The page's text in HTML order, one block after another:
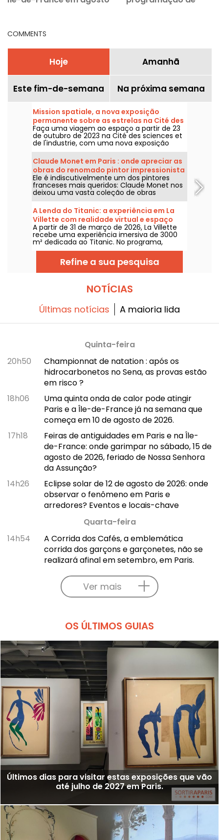
COMMENTS
Hoje Amanhã
Este fim-de-semana Na próxima semana
Mission spatiale, a nova exposição
permanente sobre as estrelas na Cité des
sciences
Faça uma viagem ao espaço a partir de 23
de outubro de 2023 na Cité des sciences et
de l'industrie, com uma nova exposição
permanente sobre a conquista do espaço.
Claude Monet em Paris : onde apreciar as
obras do renomado pintor impressionista
na capital?
Ele é indiscutivelmente um dos pintores
franceses mais queridos: Claude Monet nos
deixou uma vasta coleção de obras
magníficas, algumas das quais podem ser
apreciadas nos museus de Paris. Venha
conosco nessa jornada!
A Lenda do Titanic: a experiência em La
Villette com realidade virtual e espaço
imersivo - opinião
A partir de 31 de março de 2026, La Villette
recebe uma experiência imersiva de 3000
m² dedicada ao Titanic. No programa,
tecnologias de ponta com realidade virtual
e um espaço em 360°, onde os visitantes
são convidados a reviver a viagem lendária
do transatlântico bem junto aos
Refine a sua pesquisa
NOTÍCIAS
Últimas notícias A maioria lida
Quinta-feira
20h50
Championnat de natation : após os
hidrocarbonetos no Sena, as provas estão
em risco ?
18h06
Uma quinta onda de calor pode atingir
Paris e a Île-de-France já na semana que
começa em 10 de agosto de 2026.
17h18
Feiras de antiguidades em Paris e na Île-
de-France: onde garimpar no sábado, 15 de
agosto de 2026, feriado de Nossa Senhora
da Assunção?
14h26
Eclipse solar de 12 de agosto de 2026: onde
observar o fenômeno em Paris e
arredores? Eventos e locais-chave
Quarta-feira
14h54
A Corrida dos Cafés, a emblemática
corrida dos garçons e garçonetes, não se
realizará afinal em setembro, em Paris.
Ver mais
OS ÚLTIMOS GUIAS
Últimos dias para visitar estas exposições que vão
até julho de 2027 em Paris.